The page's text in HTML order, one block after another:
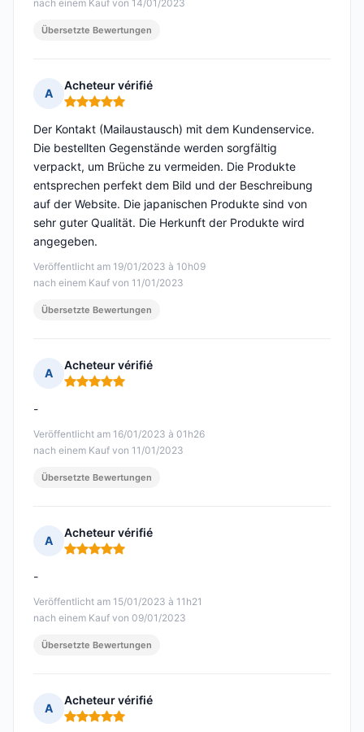
nach einem Kauf von 14/01/2023
Übersetzte Bewertungen
A
Acheteur vérifié
Hinweis: 5 von 5
Veröffentlicht am 19/01/2023 à 10h09
nach einem Kauf von 11/01/2023
Der Kontakt (Mailaustausch) mit dem Kundenservice.
Die bestellten Gegenstände werden sorgfältig
verpackt, um Brüche zu vermeiden. Die Produkte
entsprechen perfekt dem Bild und der Beschreibung
auf der Website. Die japanischen Produkte sind von
sehr guter Qualität. Die Herkunft der Produkte wird
angegeben.
Übersetzte Bewertungen
A
Acheteur vérifié
Hinweis: 5 von 5
Veröffentlicht am 16/01/2023 à 01h26
nach einem Kauf von 11/01/2023
-
Übersetzte Bewertungen
A
Acheteur vérifié
Hinweis: 5 von 5
Veröffentlicht am 15/01/2023 à 11h21
nach einem Kauf von 09/01/2023
-
Übersetzte Bewertungen
A
Acheteur vérifié
Hinweis: 5 von 5